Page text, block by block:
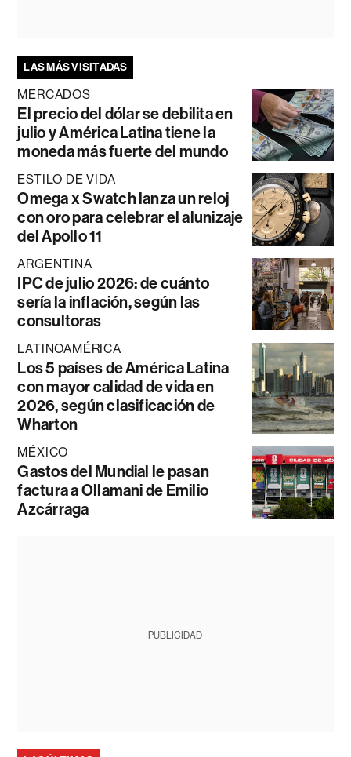
LAS MÁS VISITADAS
MERCADOS
El precio del dólar se debilita en
julio y América Latina tiene la
moneda más fuerte del mundo
ESTILO DE VIDA
Omega x Swatch lanza un reloj
con oro para celebrar el alunizaje
del Apollo 11
ARGENTINA
IPC de julio 2026: de cuánto
sería la inflación, según las
consultoras
LATINOAMÉRICA
Los 5 países de América Latina
con mayor calidad de vida en
2026, según clasificación de
Wharton
MÉXICO
Gastos del Mundial le pasan
factura a Ollamani de Emilio
Azcárraga
PUBLICIDAD